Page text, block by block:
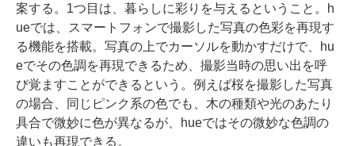
案する。1つ目は、暮らしに彩りを与えるということ。h
ueでは、スマートフォンで撮影した写真の色彩を再現す
る機能を搭載。写真の上でカーソルを動かすだけで、hu
eでその色調を再現できるため、撮影当時の思い出を呼
び覚ますことができるという。例えば桜を撮影した写真
の場合、同じピンク系の色でも、木の種類や光のあたり
具合で微妙に色が異なるが、hueではその微妙な色調の
違いも再現できる。